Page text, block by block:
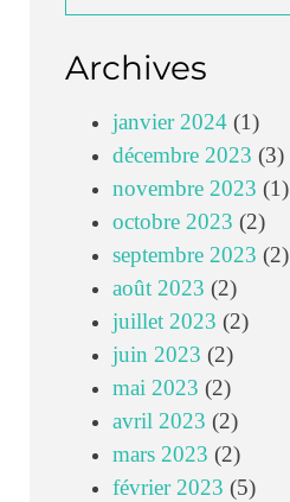
Archives
janvier 2024 (1)
décembre 2023 (3)
novembre 2023 (1)
octobre 2023 (2)
septembre 2023 (2)
août 2023 (2)
juillet 2023 (2)
juin 2023 (2)
mai 2023 (2)
avril 2023 (2)
mars 2023 (2)
février 2023 (5)